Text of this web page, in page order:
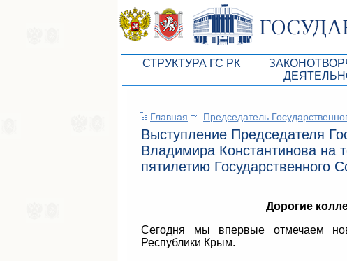
СТРУКТУРА ГС РК
Президиум ГС РК
Депутатский корпус
Комитеты ГС РК
Советники Председателя ГС РК
Бюджет
Законы
Главная Председатель
Выступление Председателя
Владимира Константинова на
пятилетию Государственного
Дорогие
Сегодня мы впервые отмечаем
Республики Крым.